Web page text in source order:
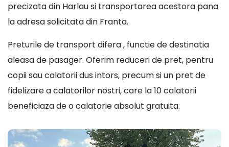
precizata din Harlau si transportarea acestora pana
la adresa solicitata din Franta.
Preturile de transport difera , functie de destinatia
aleasa de pasager. Oferim reduceri de pret, pentru
copii sau calatorii dus intors, precum si un pret de
fidelizare a calatorilor nostri, care la 10 calatorii
beneficiaza de o calatorie absolut gratuita.